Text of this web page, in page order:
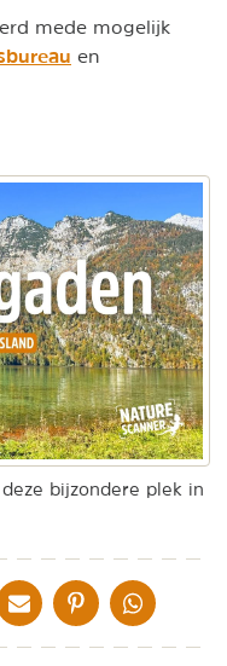
mede mogelijk
en
bijzondere plek in
X
DELEN VIA DE MAIL
DELEN OP PINTEREST
DELEN OP